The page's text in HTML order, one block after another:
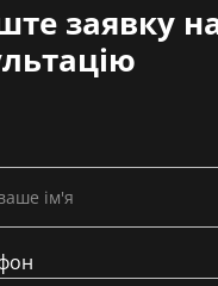
заявку